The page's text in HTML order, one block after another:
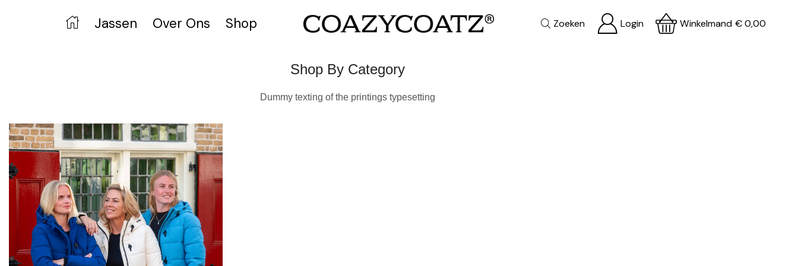
Jassen Over Ons Shop Zoeken Login Winkelmand €0,00
Shop By Category
Dummy texting of the printings typesetting